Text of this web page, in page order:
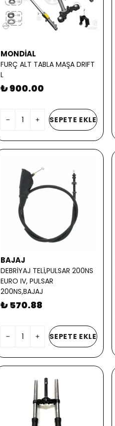
MONDİAL
FURÇ ALT TABLA MAŞA DRIFT
L
₺ 900.00
SEPETE EKLE
BAJAJ
DEBRİYAJ TELİ,PULSAR 200NS
EURO IV, PULSAR
200NS,BAJAJ
₺ 570.88
SEPETE EKLE